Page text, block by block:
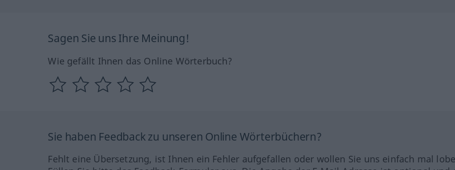
Sagen Sie uns Ihre Meinung!
Wie gefällt Ihnen das Online Wörterbuch?
Sie haben Feedback zu unseren Online Wörterbüchern?
Fehlt eine Übersetzung, ist Ihnen ein Fehler aufgefallen oder wollen Sie uns einfach mal